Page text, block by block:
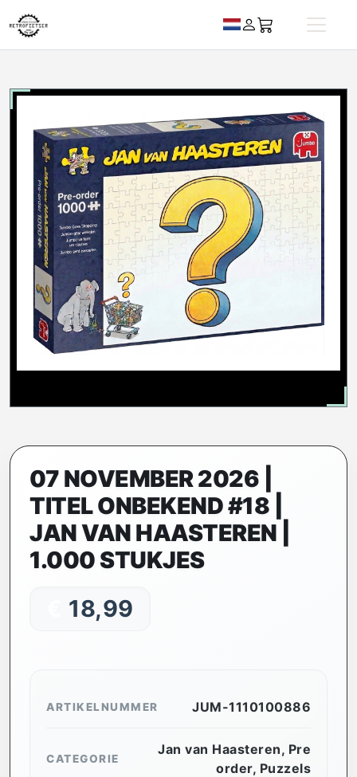
07 NOVEMBER 2026 |
TITEL ONBEKEND #18 |
JAN VAN HAASTEREN |
1.000 STUKJES
18,99
ARTIKELNUMMER JUM-1110100886
CATEGORIE
Jan van Haasteren, Pre
order, Puzzels